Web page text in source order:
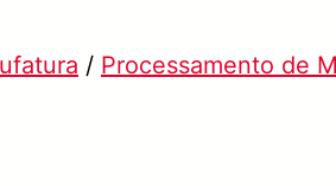
/ Processamento de